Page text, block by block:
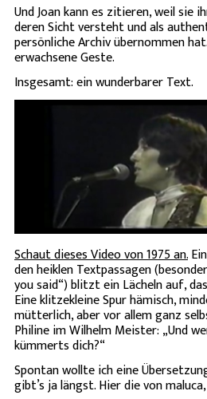
Und Joan kann es zitieren, weil sie
deren Sicht versteht und als
persönliche Archiv übernommen
erwachsene Geste.
Insgesamt: ein wunderbarer Text.
Schaut dieses Video von 1975 an.
den heiklen Textpassagen
you said“) blitzt ein Lächeln auf,
Eine klitzekleine Spur hämisch,
mütterlich, aber vor allem ganz
Philine im Wilhelm Meister: „Und
kümmerts dich?“
Spontan wollte ich eine
gibt’s ja längst. Hier die von